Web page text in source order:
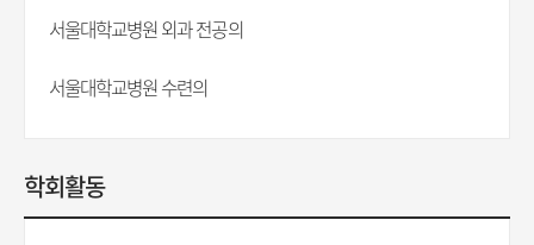
서울대학교병원 외과 전공의
서울대학교병원 수련의
학회활동